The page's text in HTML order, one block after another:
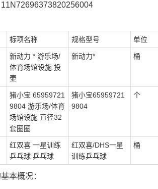
11N72696373820256004
标项名称 规格型号 单位
新动力 * 游乐场/
体育场馆设施 投
壶
新动力* 桶
猪小宝 65959721
9804 游乐场/体育
场馆设施 直径32
套圈圈
猪小宝65959721
9804
个
红双喜 一星训练
乒乓球 乒乓球
红双喜/DHS一星
训练乒乓球
桶
本概况：